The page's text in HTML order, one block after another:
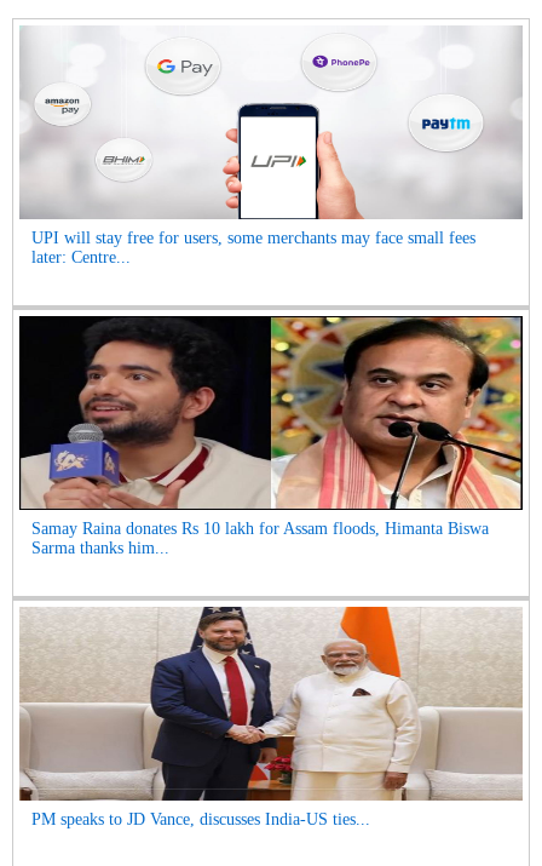
UPI will stay free for users, some merchants may face small fees
later: Centre...
Samay Raina donates Rs 10 lakh for Assam floods, Himanta Biswa
Sarma thanks him...
PM speaks to JD Vance, discusses India-US ties...